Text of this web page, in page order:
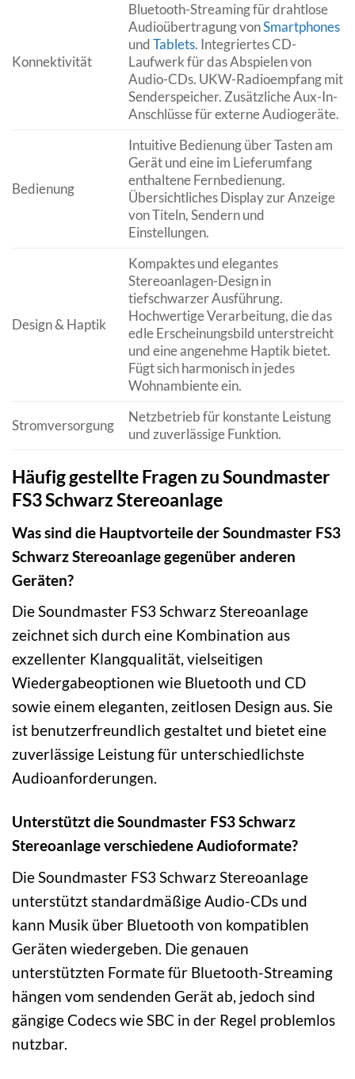
Konnektivität
Bluetooth-Streaming für drahtlose
Audioübertragung vonSmartphones
undTablets. Integriertes CD-
Laufwerk für das Abspielen von
Audio-CDs. UKW-Radioempfang mit
Senderspeicher. Zusätzliche Aux-In-
Anschlüsse für externe Audiogeräte.
Bedienung
Intuitive Bedienung über Tasten am
Gerät und eine im Lieferumfang
enthaltene Fernbedienung.
Übersichtliches Display zur Anzeige
von Titeln, Sendern und
Einstellungen.
Design & Haptik
Kompaktes und elegantes
Stereoanlagen-Design in
tiefschwarzer Ausführung.
Hochwertige Verarbeitung, die das
edle Erscheinungsbild unterstreicht
und eine angenehme Haptik bietet.
Fügt sich harmonisch in jedes
Wohnambiente ein.
Stromversorgung
Netzbetrieb für konstante Leistung
und zuverlässige Funktion.
Häufig gestellte Fragen zu Soundmaster
FS3 Schwarz Stereoanlage
Was sind die Hauptvorteile der Soundmaster FS3
Schwarz Stereoanlage gegenüber anderen
Geräten?
Die Soundmaster FS3 Schwarz Stereoanlage
zeichnet sich durch eine Kombination aus
exzellenter Klangqualität, vielseitigen
Wiedergabeoptionen wie Bluetooth und CD
sowie einem eleganten, zeitlosen Design aus. Sie
ist benutzerfreundlich gestaltet und bietet eine
zuverlässige Leistung für unterschiedlichste
Audioanforderungen.
Unterstützt die Soundmaster FS3 Schwarz
Stereoanlage verschiedene Audioformate?
Die Soundmaster FS3 Schwarz Stereoanlage
unterstützt standardmäßige Audio-CDs und
kann Musik über Bluetooth von kompatiblen
Geräten wiedergeben. Die genauen
unterstützten Formate für Bluetooth-Streaming
hängen vom sendenden Gerät ab, jedoch sind
gängige Codecs wie SBC in der Regel problemlos
nutzbar.